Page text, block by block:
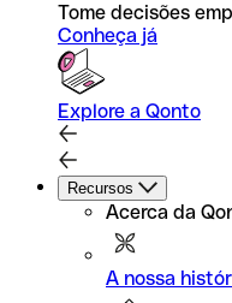
Tome decisões
Conheça já
Explore a Qonto
Recursos
Acerca da
A nossa